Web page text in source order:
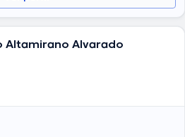
Altamirano Alvarado